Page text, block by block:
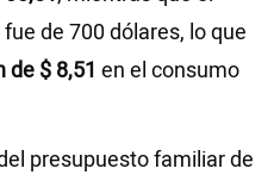
de 700 dólares, lo que
de $ 8,51 en el consumo
presupuesto familiar de